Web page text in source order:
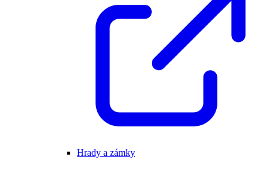
Hrady a zámky